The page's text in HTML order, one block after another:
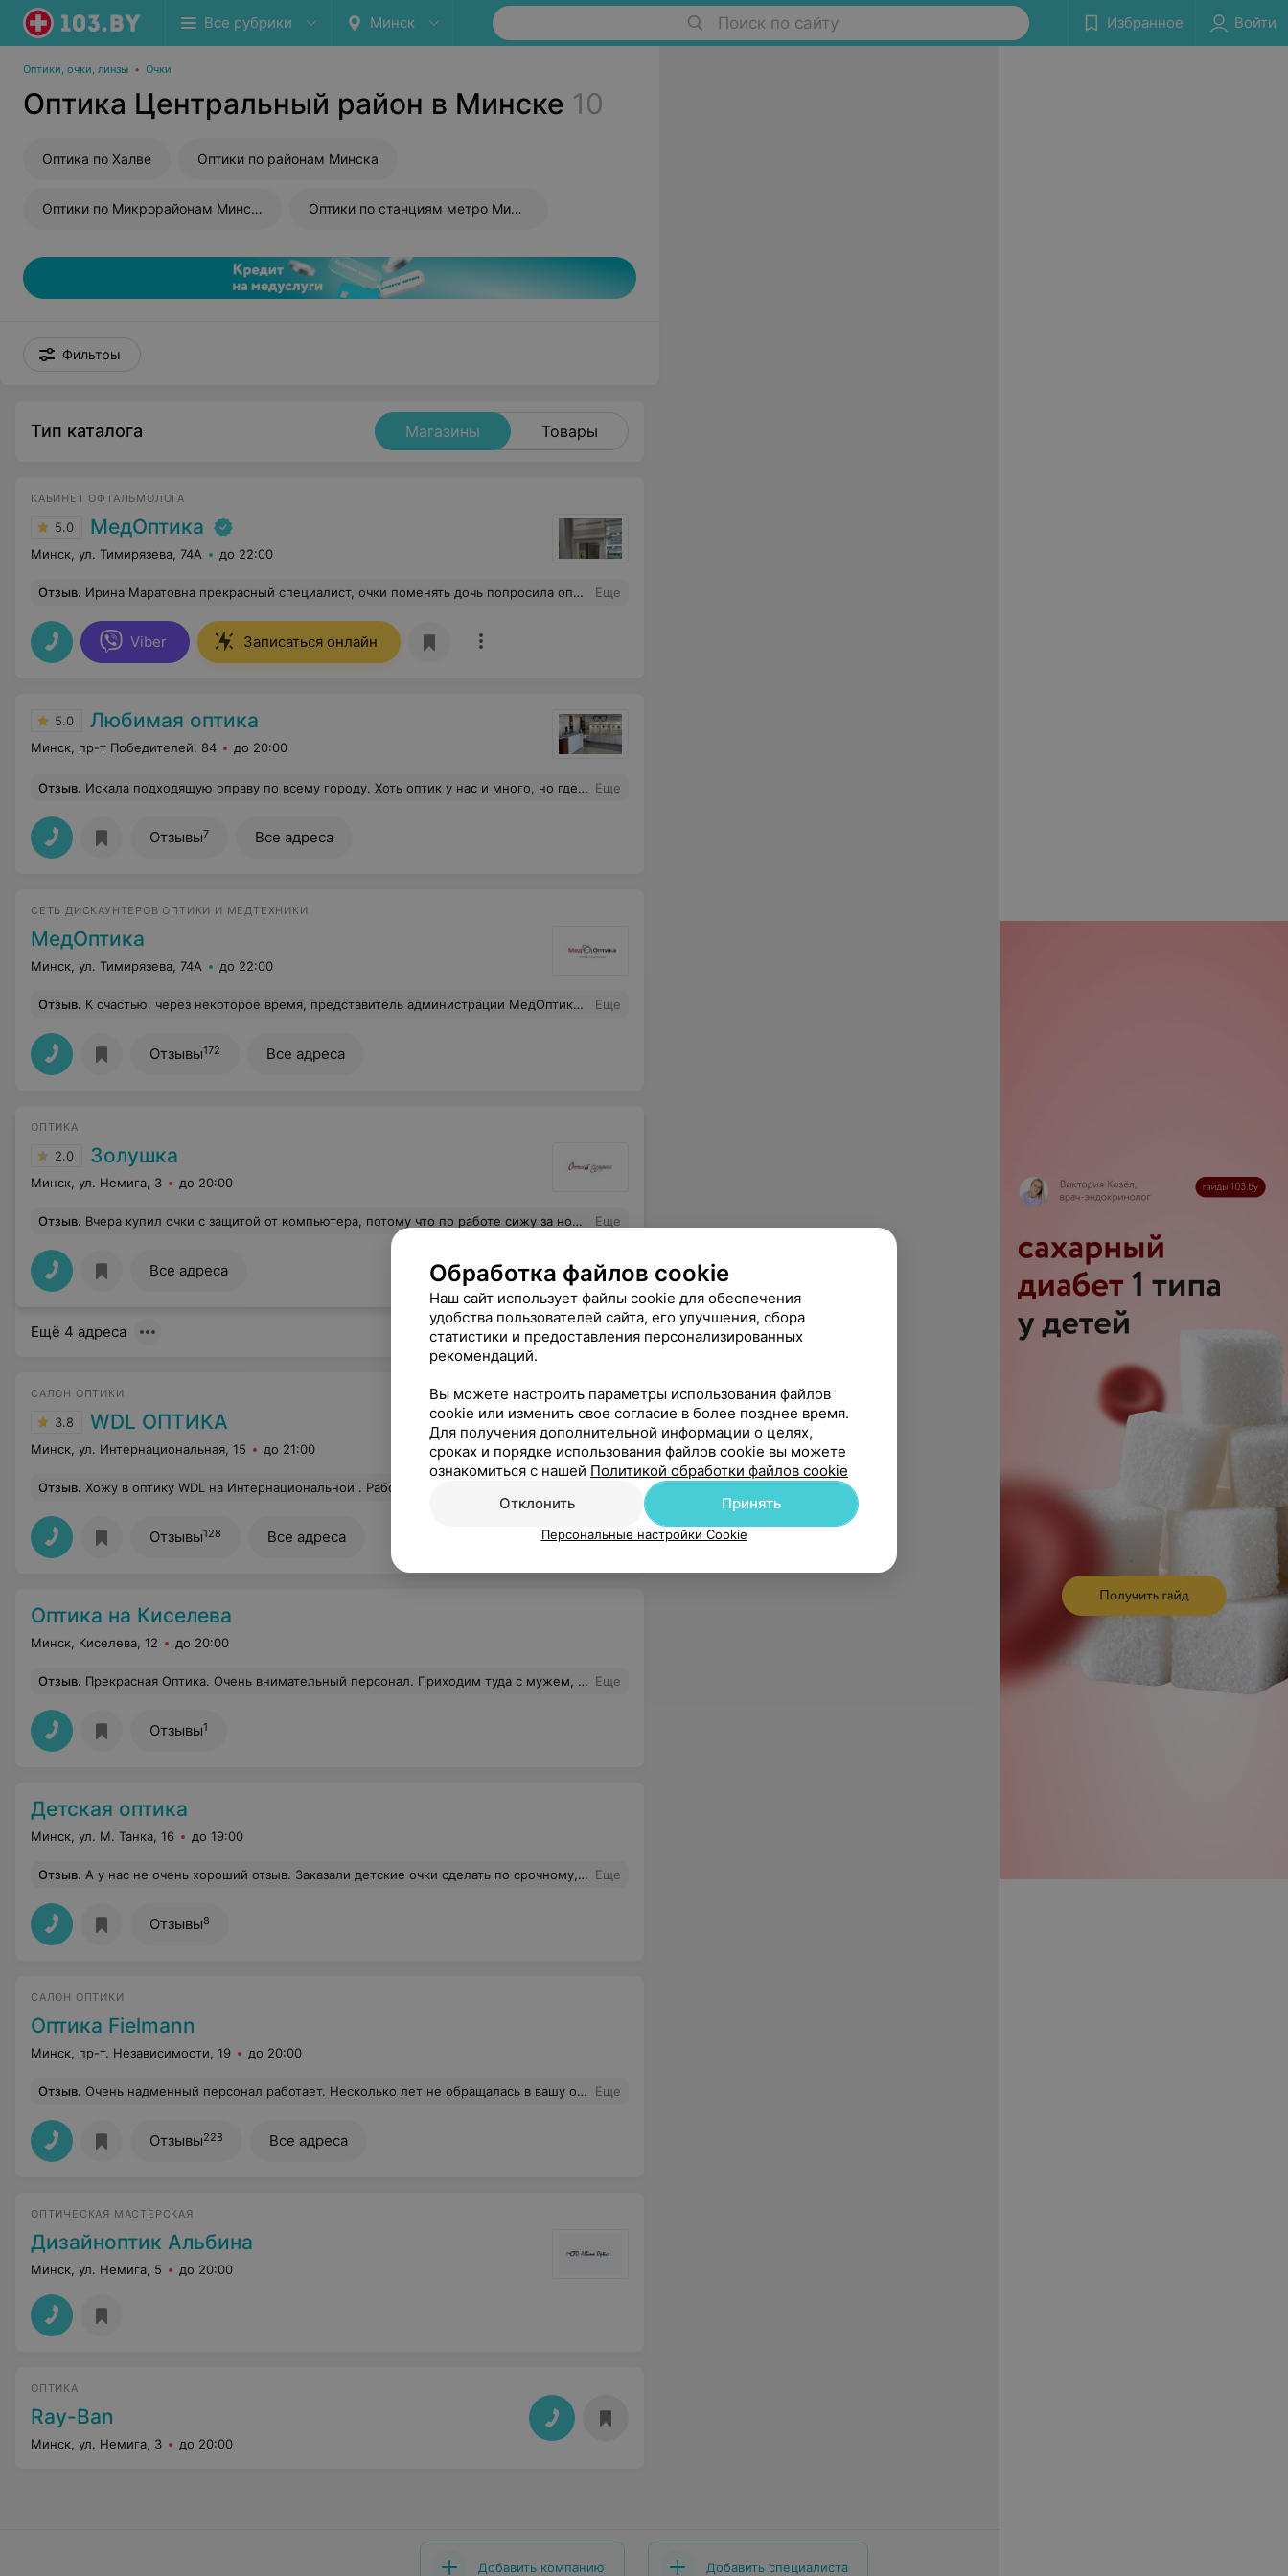
Все рубрики Минск Поиск по сайту Избранное Войти
Оптики, очки, линзы • Очки
Оптика Центральный район в Минске 10
Оптика по Халве Оптики по районам Минска
Оптики по Микрорайонам Минска Оптики по станциям метро Минска
Фильтры
Тип каталога Магазины Товары
КАБИНЕТ ОФТАЛЬМОЛОГА
5.0 МедОптика
Минск, ул. Тимирязева, 74А до 22:00
Отзыв. Ирина Маратовна прекрасный специалист, очки поменять дочь попросила опять к ней. Внимательно смотрит, очки подбирает так, что носим долго. Огромное спасибо! Еще
Viber Записаться онлайн
5.0 Любимая оптика
Минск, пр-т Победителей, 84 до 20:00
Отзыв. Искала подходящую оправу по всему городу. Хоть оптик у нас и много, но где-то ассортимент, а где-то персонал совсем не радует. Здесь же, показалось, по крайней мере на первый взгляд, полная идиллия: и оправу нашла, и настроение администраторы подняли)) Еще
Отзывы7 Все адреса
СЕТЬ ДИСКАУНТЕРОВ ОПТИКИ И МЕДТЕХНИКИ
МедОптика
Минск, ул. Тимирязева, 74А до 22:00
Отзыв. К счастью, через некоторое время, представитель администрации МедОптики предложила нормальный выход из неприятной ситуации. Мы удовлетворены тем, что нас Услышали! Вобщем, все хорошо. Еще
Отзывы172 Все адреса
ОПТИКА
2.0 Золушка
Минск, ул. Немига, 3 до 20:00
Отзыв. Вчера купил очки с защитой от компьютера, потому что по работе сижу за ноутбуком по 18 часов. Сделали в срок, за три дня. Оправу выбрал из бюджетных - это диапазон до 100 руб. Брендовые стоят до 700 руб! Проверять зрение даже не планировал, ведь проблем никогда не было. Но врач настояла - проверка бесплатная, а линзы дорогие, лучше убедиться. К слову, линзы стоили по 109 руб + 12 руб работа мастера. Кстати, врач также помогла подобрать оправу. Пока пользуюсь и никаких проблем нет, но все же гарантию на всякий случай храню - немного времени прошло, мало ли что. Но оправа именно та, что я выбрал. Да, сперва нужно было оплатить саму оправу (100 руб), а через три дня, когда забирал готовые очки, доплатить остаток - 230 руб. Единственное, что я не совсем понял - зачем в комплекте к очкам еще две линзы? Это те, что прежде были в оправе или запасной комплект? Заметил только дома, поэтому не спросил у консультанта. Еще
Все адреса
Ещё 4 адреса
САЛОН ОПТИКИ
3.8 WDL ОПТИКА
Минск, ул. Интернациональная, 15 до 21:00
Отзыв. Хожу в оптику WDL на Интернациональной . Работают настоящие профессионалы , девочки всегда помогают , дают дельные советы в выборе , исходя из личного опыта и подбирают качественный продукт . Всем совут обращаться именно туда
Отзывы128 Все адреса
Оптика на Киселева
Минск, Киселева, 12 до 20:00
Отзыв. Прекрасная Оптика. Очень внимательный персонал. Приходим туда с мужем, как к старым друзьям, так как являемся их клиентами уже много лет. Всегда рады там обслуживаться! Еще
Отзывы1
Детская оптика
Минск, ул. М. Танка, 16 до 19:00
Отзыв. А у нас не очень хороший отзыв. Заказали детские очки сделать по срочному, т.к. мы приезжие. Сказали приехать к четырнадцати (заказ был в 9.30). Дождались, забрали, приехали домой, наш ребёнок не новичок в ношении очков, но начали замечать что он щурит глаза, выглядывает из под очков - забили тревогу. Оказалось, что поставили не те стекла. Будьте внимательны!!! Еще
Отзывы8
САЛОН ОПТИКИ
Оптика Fielmann
Минск, пр-т. Независимости, 19 до 20:00
Отзыв. Очень надменный персонал работает. Несколько лет не обращалась в вашу оптику, пришла в 2026 году и снова! Пусть не забывают, что они обслуживают клиентов. И это они должны выполнять свои должностные обязанности. Пояснять, объяснять, консультировать и продавать. А не встречать людей с видом, словно мы уже что-то должны и чего вообще сюда пришли. Еще
Отзывы228 Все адреса
ОПТИЧЕСКАЯ МАСТЕРСКАЯ
Дизайноптик Альбина
Минск, ул. Немига, 5 до 20:00
ОПТИКА
Ray-Ban
Минск, ул. Немига, 3 до 20:00
Добавить компанию Добавить специалиста
Обработка файлов cookie
Наш сайт использует файлы cookie для обеспечения
удобства пользователей сайта, его улучшения, сбора
статистики и предоставления персонализированных
рекомендаций.
Вы можете настроить параметры использования файлов
cookie или изменить свое согласие в более позднее время.
Для получения дополнительной информации о целях,
сроках и порядке использования файлов cookie вы можете
ознакомиться с нашей Политикой обработки файлов cookie
Отклонить
Принять
Персональные настройки Cookie